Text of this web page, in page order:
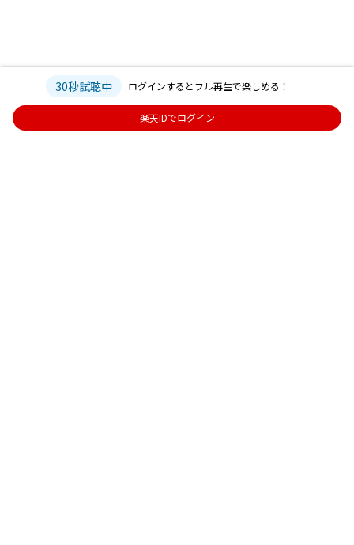
30秒試聴中 ログインするとフル再生で楽しめる！
楽天IDでログイン